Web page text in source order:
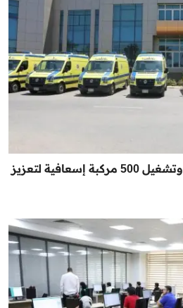
الإسعاف تنجح في تجديد وتشغيل 500 مركبة إسعافية لتعزيز